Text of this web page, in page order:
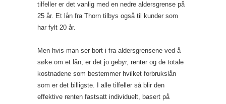
tilfeller er det vanlig med en nedre aldersgrense på
25 år. Et lån fra Thorn tilbys også til kunder som
har fylt 20 år.
Men hvis man ser bort i fra aldersgrensene ved å
søke om et lån, er det jo gebyr, renter og de totale
kostnadene som bestemmer hvilket forbrukslån
som er det billigste. I alle tilfeller så blir den
effektive renten fastsatt individuelt, basert på